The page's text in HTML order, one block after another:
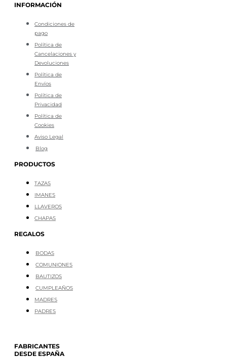
INFORMACIÓN
Condiciones de
pago
Política de
Cancelaciones y
Devoluciones
Política de
Envíos
Política de
Privacidad
Política de
Cookies
Aviso Legal
Blog
PRODUCTOS
TAZAS
IMANES
LLAVEROS
CHAPAS
REGALOS
BODAS
COMUNIONES
BAUTIZOS
CUMPLEAÑOS
MADRES
PADRES
FABRICANTES
DESDE ESPAÑA